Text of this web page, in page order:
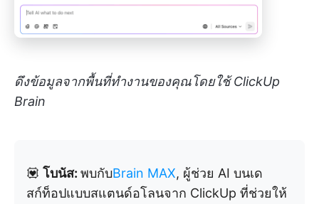
ดึงข้อมูลจากพื้นที่ทำงานของคุณโดยใช้ ClickUp
Brain
💟 โบนัส: พบกับBrain MAX, ผู้ช่วย AI บนเด
สก์ท็อปแบบสแตนด์อโลนจาก ClickUp ที่ช่วยให้